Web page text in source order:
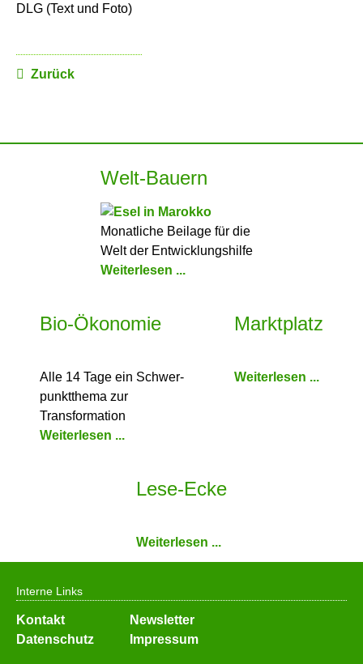
DLG (Text und Foto)
Zurück
Welt-Bauern
Monatliche Beilage für die
Welt der Entwicklungshilfe
Weiterlesen ...
Bio-Ökonomie
Alle 14 Tage ein Schwer­
punkt­thema zur
Transformation
Weiterlesen ...
Marktplatz
Weiterlesen ...
Lese-Ecke
Weiterlesen ...
Interne Links
Navigation
überspringen
Kontakt
Newsletter
Datenschutz
Impressum